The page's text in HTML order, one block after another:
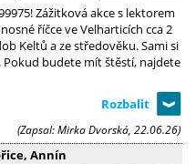
Zážitková akce s lektorem
říčce ve Velharticích cca 2
Keltů a ze středověku. Sami si
budete mít štěstí, najdete
(Zapsal: Mirka Dvorská, 22.06.26)
Annín